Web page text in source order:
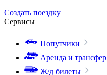
Создать поездку
Сервисы
Попутчики
Аренда и трансфер
Ж/д билеты